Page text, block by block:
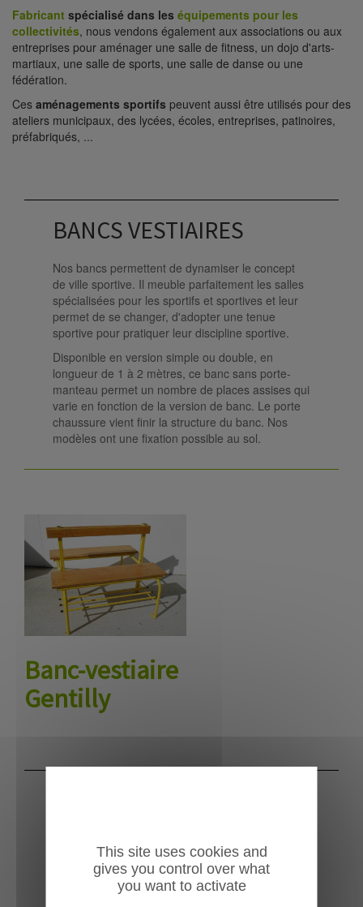
Fabricant spécialisé dans les équipements pour les
collectivités, nous vendons également aux associations ou aux
entreprises pour aménager une salle de fitness, un dojo d'arts-
martiaux, une salle de sports, une salle de danse ou une
fédération.
Ces aménagements sportifs peuvent aussi être utilisés pour des
ateliers municipaux, des lycées, écoles, entreprises, patinoires,
préfabriqués, ...
BANCS VESTIAIRES
Nos bancs permettent de dynamiser le concept
de ville sportive. Il meuble parfaitement les salles
spécialisées pour les sportifs et sportives et leur
permet de se changer, d'adopter une tenue
sportive pour pratiquer leur discipline sportive.
Disponible en version simple ou double, en
longueur de 1 à 2 mètres, ce banc sans porte-
manteau permet un nombre de places assises qui
varie en fonction de la version de banc. Le porte
chaussure vient finir la structure du banc. Nos
modèles ont une fixation possible au sol.
Banc-vestiaire
Gentilly
tablette porte bagages pour ranger sacs de
sports, vestes ou équipements. Les supports
patères supportent vêtements et petits matériels.
This site uses cookies and
gives you control over what
you want to activate